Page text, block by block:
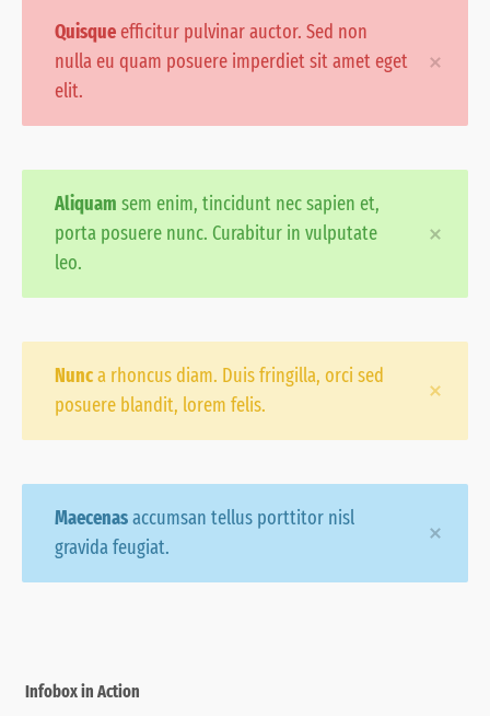
Quisque efficitur pulvinar auctor. Sed non
nulla eu quam posuere imperdiet sit amet eget
elit.
Aliquam sem enim, tincidunt nec sapien et,
porta posuere nunc. Curabitur in vulputate
leo.
Nunca rhoncus diam. Duis fringilla, orci sed
posuere blandit, lorem felis.
Maecenasaccumsan tellus porttitor nisl
gravida feugiat.
Infobox in Action